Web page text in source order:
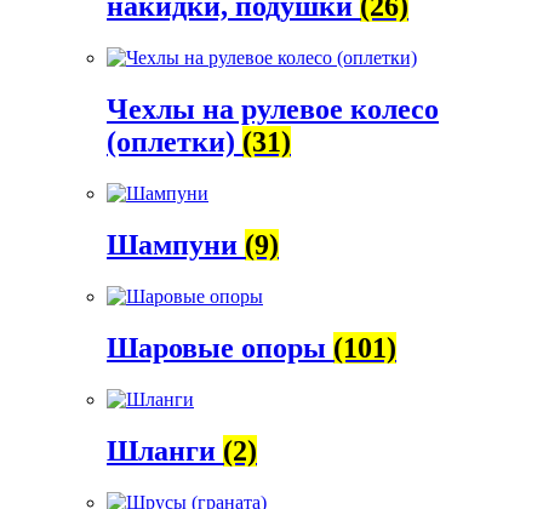
накидки, подушки (26)
Чехлы на рулевое колесо
(оплетки) (31)
Шампуни (9)
Шаровые опоры (101)
Шланги (2)